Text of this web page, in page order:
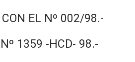
CON EL Nº 002/98.-
1359 -HCD- 98.-